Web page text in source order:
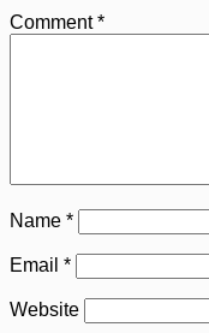
Comment*
Name *
Email *
Website